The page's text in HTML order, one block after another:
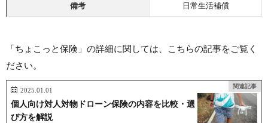
備考 日常生活補償
「ちょこっと保険」の詳細に関しては、こちらの記事をご覧く
ださい。
関連記事
2025.01.01
個人向け対人対物ドローン保険の内容を比較・選
び方を解説